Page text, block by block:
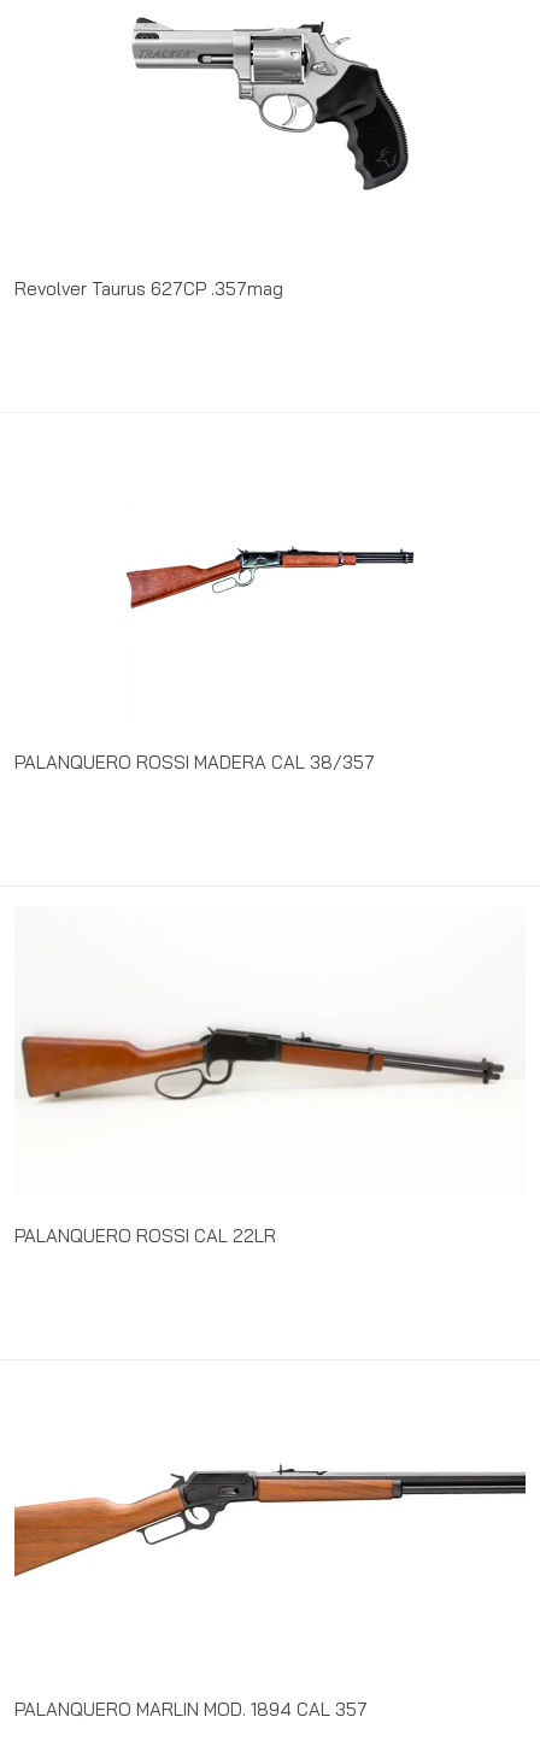
Revolver Taurus 627CP .357mag
PALANQUERO ROSSI MADERA CAL 38/357
PALANQUERO ROSSI CAL 22LR
PALANQUERO MARLIN MOD. 1894 CAL 357